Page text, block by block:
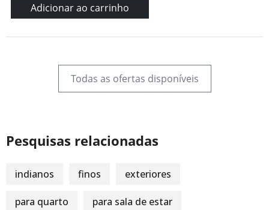
Adicionar ao carrinho
Todas as ofertas disponíveis
Pesquisas relacionadas
indianos finos exteriores
para quarto para sala de estar